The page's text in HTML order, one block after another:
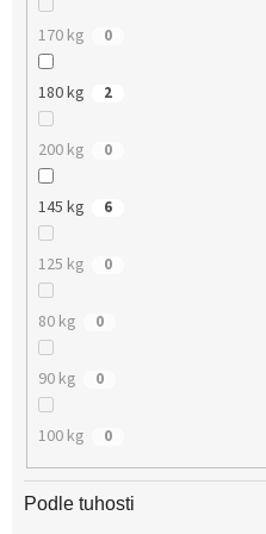
170 kg 0
180 kg 2
200 kg 0
145 kg 6
125 kg 0
80 kg 0
90 kg 0
100 kg 0
Podle tuhosti